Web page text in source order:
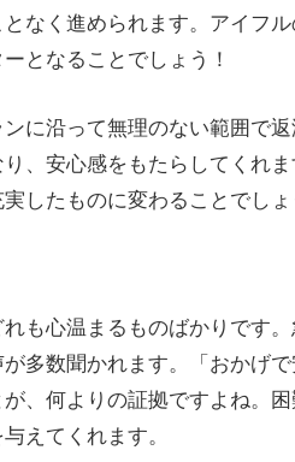
なく進められます。アイフ
となることでしょう！
に沿って無理のない範囲で
、安心感をもたらしてくれ
したものに変わることでしょ
も心温まるものばかりです
多数聞かれます。「おかげ
、何よりの証拠ですよね。
えてくれます。